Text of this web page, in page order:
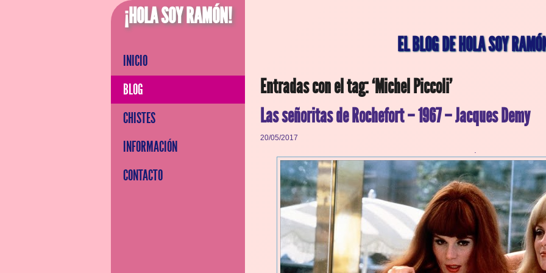
¡HOLA SOY RAMÓN!
INICIO
BLOG
CHISTES
INFORMACIÓN
CONTACTO
EL BLOG DE HOLA SOY
Entradas con el tag: ‘Michel Piccoli’
Las señoritas de Rochefort – 1967 – Jacques Demy
20/05/2017